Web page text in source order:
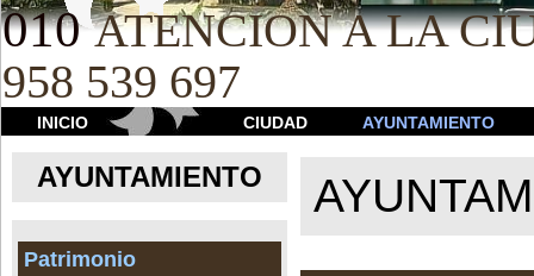
010 ATENCION A LA
958 539 697
INICIO CIUDAD AYUNTAMIENTO
AYUNTAMIENTO
Patrimonio